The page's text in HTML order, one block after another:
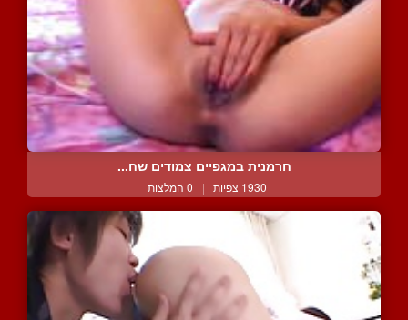
חרמנית במגפיים צמודים שח...
1930 צפיות | 0 המלצות